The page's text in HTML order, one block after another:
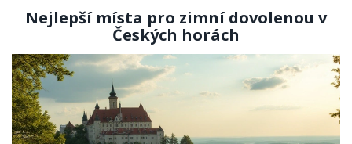
Nejlepší místa pro zimní dovolenou v
Českých horách